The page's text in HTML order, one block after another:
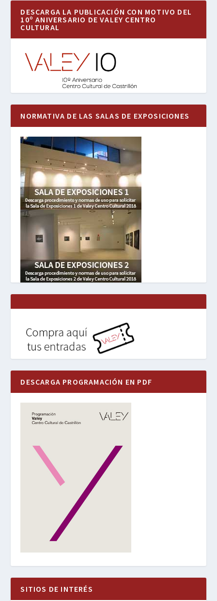
DESCARGA LA PUBLICACIÓN CON MOTIVO DEL
10º ANIVERSARIO DE VALEY CENTRO
CULTURAL
NORMATIVA DE LAS SALAS DE EXPOSICIONES
DESCARGA PROGRAMACIÓN EN PDF
SITIOS DE INTERÉS